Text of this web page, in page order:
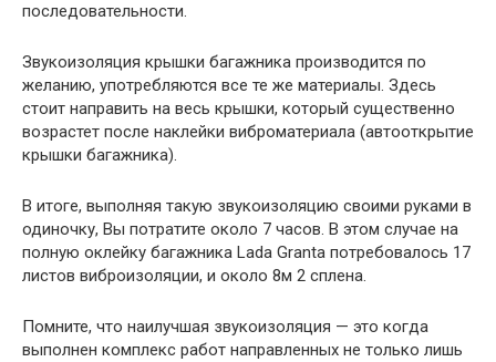
последовательности.
Звукоизоляция крышки багажника производится по
желанию, употребляются все те же материалы. Здесь
стоит направить на весь крышки, который существенно
возрастет после наклейки виброматериала (автооткрытие
крышки багажника).
В итоге, выполняя такую звукоизоляцию своими руками в
одиночку, Вы потратите около 7 часов. В этом случае на
полную оклейку багажника Lada Granta потребовалось 17
листов виброизоляции, и около 8м 2 сплена.
Помните, что наилучшая звукоизоляция — это когда
выполнен комплекс работ направленных не только лишь